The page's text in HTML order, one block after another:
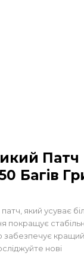
Патч
Багів
який усуває
покращує
забезпечує кращий
нові